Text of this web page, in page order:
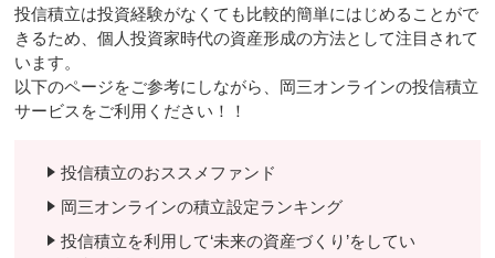
投信積立は投資経験がなくても比較的簡単にはじめることがで
きるため、個人投資家時代の資産形成の方法として注目されて
います。
以下のページをご参考にしながら、岡三オンラインの投信積立
サービスをご利用ください！！
投信積立のおススメファンド
岡三オンラインの積立設定ランキング
投信積立を利用して‘未来の資産づくり’をしてい